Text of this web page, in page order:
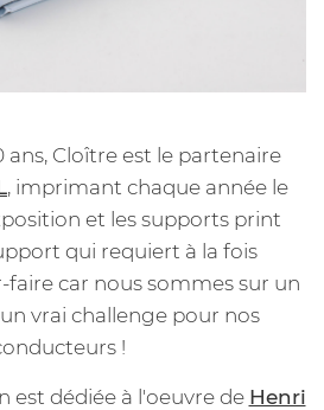
ans, Cloître est le partenaire
, imprimant chaque année le
et les supports print
qui requiert à la fois
car nous sommes sur un
un vrai challenge pour nos
!
est dédiée à l'oeuvre de Henri